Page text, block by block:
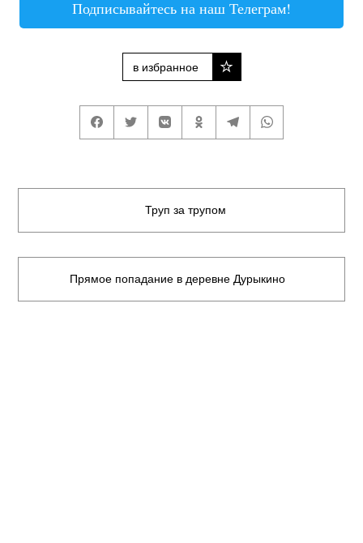
Подписывайтесь на наш Телеграм!
в избранное
Труп за трупом
Прямое попадание в деревне Дурыкино